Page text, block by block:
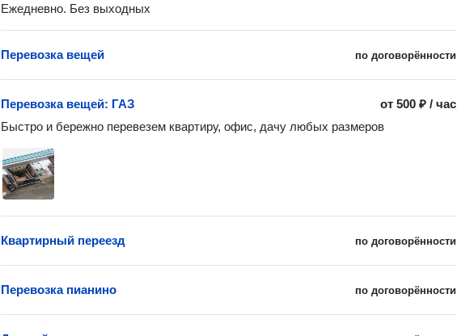
Ежедневно. Без выходных
по договорённости
Перевозка вещей
от500 ₽ /час
Перевозка вещей: ГАЗ
Быстро и бережно перевезем квартиру, офис, дачу любых размеров
по договорённости
Квартирный переезд
по договорённости
Перевозка пианино